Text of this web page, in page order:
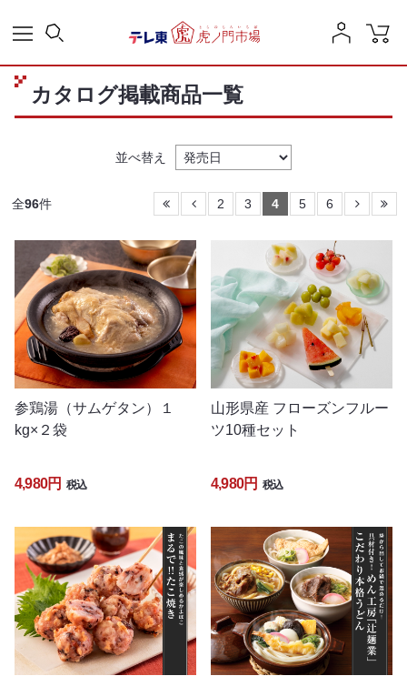
カタログ掲載商品一覧
並べ替え
全96件 2 3 4 5 6
参鶏湯（サムゲタン）１
kg×２袋
4,980円 税込
山形県産 フローズンフルー
ツ10種セット
4,980円 税込